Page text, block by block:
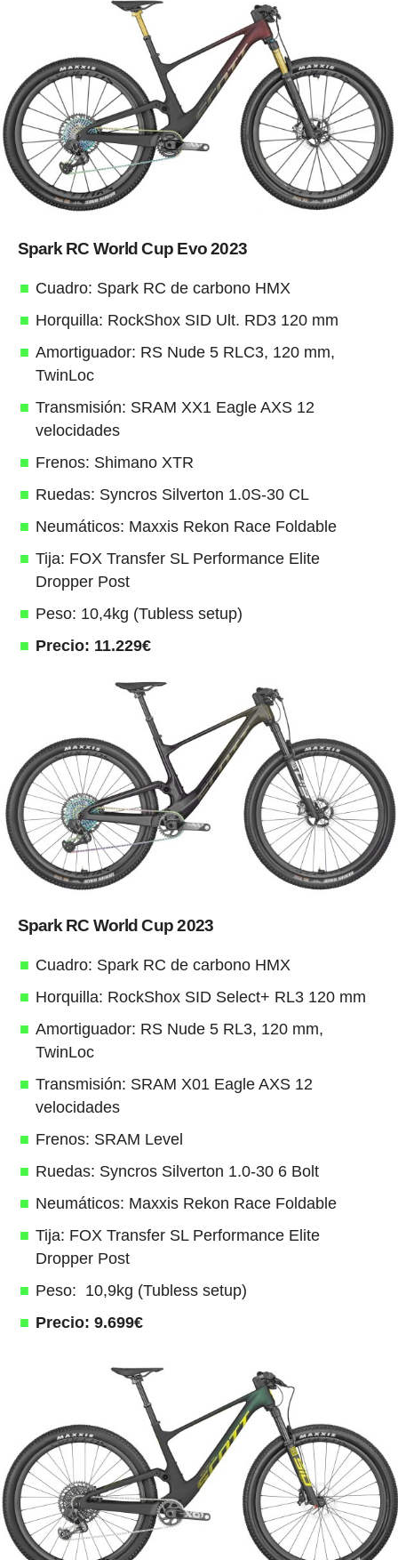
Spark RC World Cup Evo 2023
Cuadro: Spark RC de carbono HMX
Horquilla: RockShox SID Ult. RD3 120 mm
Amortiguador: RS Nude 5 RLC3, 120 mm,
TwinLoc
Transmisión: SRAM XX1 Eagle AXS 12
velocidades
Frenos: Shimano XTR
Ruedas: Syncros Silverton 1.0S-30 CL
Neumáticos: Maxxis Rekon Race Foldable
Tija: FOX Transfer SL Performance Elite
Dropper Post
Peso: 10,4kg (Tubless setup)
Precio: 11.229€
Spark RC World Cup 2023
Cuadro: Spark RC de carbono HMX
Horquilla: RockShox SID Select+ RL3 120 mm
Amortiguador: RS Nude 5 RL3, 120 mm,
TwinLoc
Transmisión: SRAM X01 Eagle AXS 12
velocidades
Frenos: SRAM Level
Ruedas: Syncros Silverton 1.0-30 6 Bolt
Neumáticos: Maxxis Rekon Race Foldable
Tija: FOX Transfer SL Performance Elite
Dropper Post
Peso: 10,9kg (Tubless setup)
Precio: 9.699€